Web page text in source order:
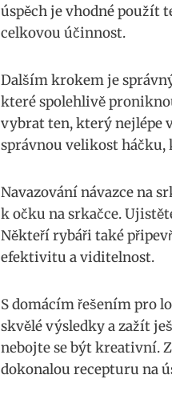
úspěch je vhodné použít
celkovou‍ účinnost.
Dalším krokem je
které spolehlivě
vybrat ten, ‍který ​nejlépe
správnou velikost‍
Navazování návazce‍ na
k očku na srkačce.
Někteří rybáři také‌
efektivitu a viditelnost.
S domácím řešením pro
skvělé výsledky a zažít
nebojte se být kreativní.
dokonalou recepturu na